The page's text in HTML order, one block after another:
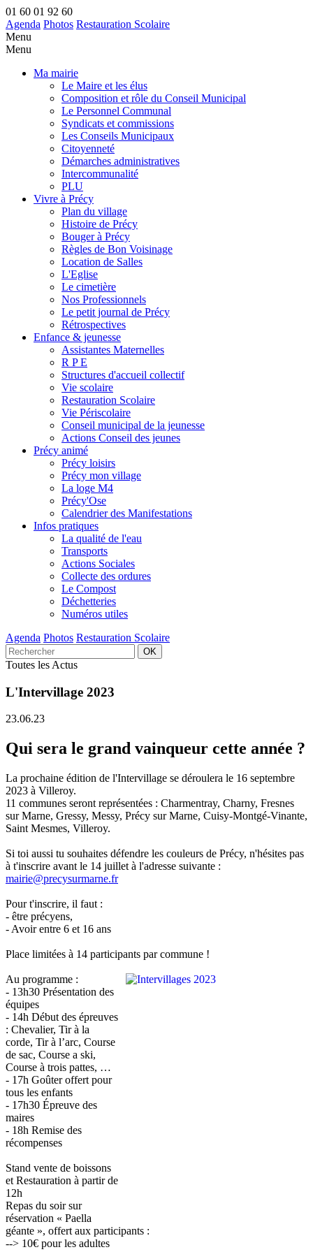
01 60 01 92 60
Agenda Photos Restauration Scolaire
Menu
Menu
Ma mairie
Le Maire et les élus
Composition et rôle du Conseil Municipal
Le Personnel Communal
Syndicats et commissions
Les Conseils Municipaux
Citoyenneté
Démarches administratives
Intercommunalité
PLU
Vivre à Précy
Plan du village
Histoire de Précy
Bouger à Précy
Règles de Bon Voisinage
Location de Salles
L'Eglise
Le cimetière
Nos Professionnels
Le petit journal de Précy
Rétrospectives
Enfance & jeunesse
Assistantes Maternelles
R P E
Structures d'accueil collectif
Vie scolaire
Restauration Scolaire
Vie Périscolaire
Conseil municipal de la jeunesse
Actions Conseil des jeunes
Précy animé
Précy loisirs
Précy mon village
La loge M4
Précy'Ose
Calendrier des Manifestations
Infos pratiques
La qualité de l'eau
Transports
Actions Sociales
Collecte des ordures
Le Compost
Déchetteries
Numéros utiles
Agenda Photos Restauration Scolaire
Toutes les Actus
L'Intervillage 2023
23.06.23
Qui sera le grand vainqueur cette année ?
La prochaine édition de l'Intervillage se déroulera le 16 septembre
2023 à Villeroy.
11 communes seront représentées : Charmentray, Charny, Fresnes
sur Marne, Gressy, Messy, Précy sur Marne, Cuisy-Montgé-Vinante,
Saint Mesmes, Villeroy.
Si toi aussi tu souhaites défendre les couleurs de Précy, n'hésites pas
à t'inscrire avant le 14 juillet à l'adresse suivante :
mairie@precysurmarne.fr
Pour t'inscrire, il faut :
- être précyens,
- Avoir entre 6 et 16 ans
Place limitées à 14 participants par commune !
Au programme :
- 13h30 Présentation des
équipes
- 14h Début des épreuves
: Chevalier, Tir à la
corde, Tir à l’arc, Course
de sac, Course a ski,
Course à trois pattes, …
- 17h Goûter offert pour
tous les enfants
- 17h30 Épreuve des
maires
- 18h Remise des
récompenses
Stand vente de boissons
et Restauration à partir de
12h
Repas du soir sur
réservation « Paella
géante », offert aux participants :
--> 10€ pour les adultes